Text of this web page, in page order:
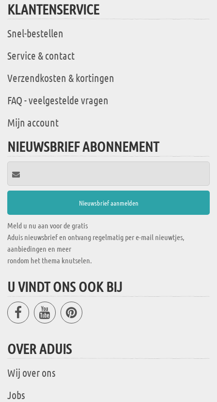
KLANTENSERVICE
Snel-bestellen
Service & contact
Verzendkosten & kortingen
FAQ - veelgestelde vragen
Mijn account
NIEUWSBRIEF ABONNEMENT
Meld u nu aan voor de gratis
Aduis nieuwsbrief en ontvang regelmatig per e-mail nieuwtjes,
aanbiedingen en meer
rondom het thema knutselen.
U VINDT ONS OOK BIJ
OVER ADUIS
Wij over ons
Jobs